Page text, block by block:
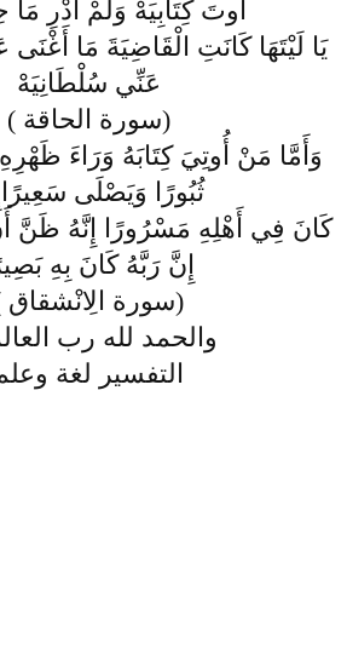
أُوتَ كِتَابِيَهْ وَلَمْ أَدْرِ مَا
يَا لَيْتَهَا كَانَتِ الْقَاضِيَةَ مَا
عَنِّي سُلْطَانِيَهْ
(سورة الحاقة )
وَأَمَّا مَنْ أُوتِيَ كِتَابَهُ وَرَاءَ
ثُبُورًا وَيَصْلَى
كَانَ فِي أَهْلِهِ مَسْرُورًا إِنَّهُ ظَنَّ
إِنَّ رَبَّهُ كَانَ بِهِ
(سورة الِانْشقاق
والحمد لله رب
التفسير لغة